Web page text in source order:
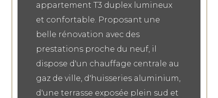
appartement T3 duplex lumineux
et confortable. Proposant une
belle rénovation avec des
prestations proche du neuf, il
dispose d'un chauffage centrale au
gaz de ville, d'huisseries aluminium,
d'une terrasse exposée plein sud et